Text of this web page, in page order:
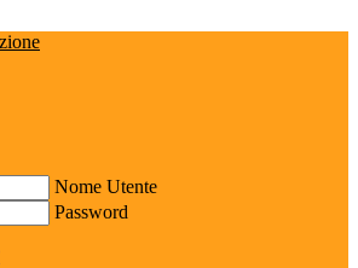
Nome Utente
Password